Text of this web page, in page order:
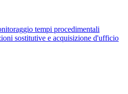
tempi procedimentali
sostitutive e acquisizione d'ufficio